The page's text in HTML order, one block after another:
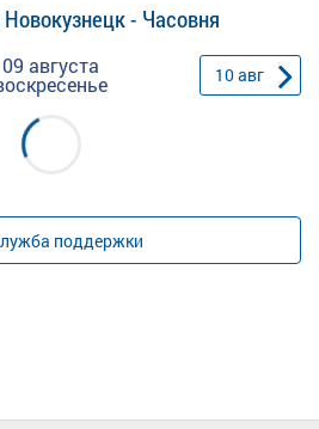
- Часовня
09 августа 10авг
поддержки